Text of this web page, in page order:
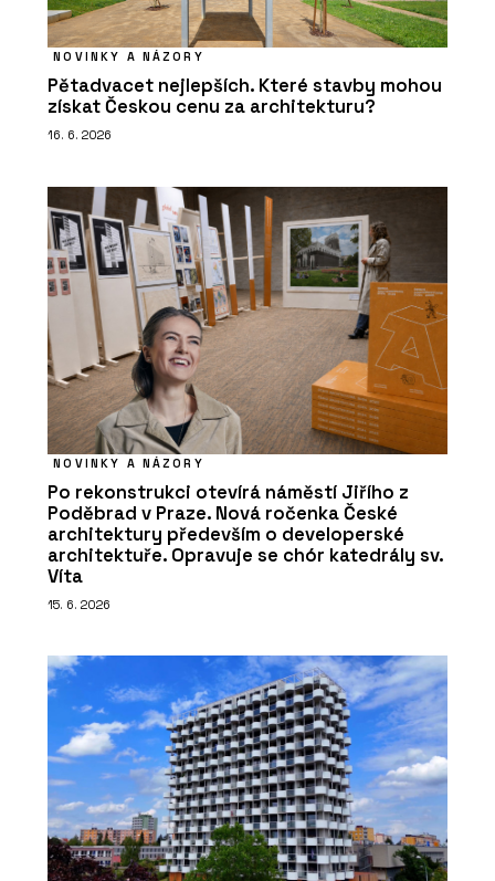
NOVINKY A NÁZORY
Pětadvacet nejlepších. Které stavby mohou
získat Českou cenu za architekturu?
16. 6. 2026
NOVINKY A NÁZORY
Po rekonstrukci otevírá náměstí Jiřího z
Poděbrad v Praze. Nová ročenka České
architektury především o developerské
architektuře. Opravuje se chór katedrály sv.
Víta
15. 6. 2026